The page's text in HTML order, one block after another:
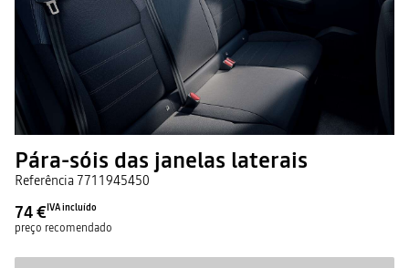
Pára-sóis das janelas laterais
Referência7711945450
74 €IVA incluído
preço recomendado